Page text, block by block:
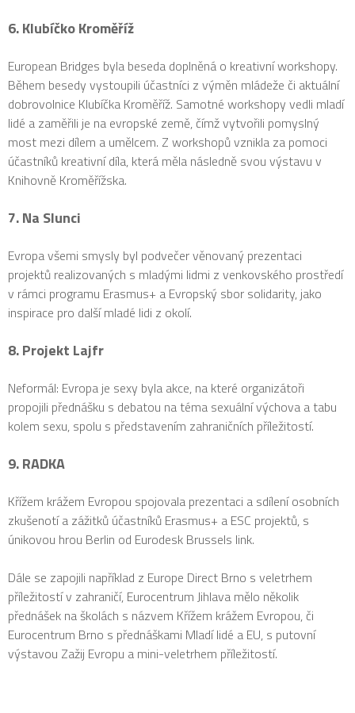
6. Klubíčko Kroměříž
European Bridges byla beseda doplněná o kreativní workshopy.
Během besedy vystoupili účastníci z výměn mládeže či aktuální
dobrovolnice Klubíčka Kroměříž. Samotné workshopy vedli mladí
lidé a zaměřili je na evropské země, čímž vytvořili pomyslný
most mezi dílem a umělcem. Z workshopů vznikla za pomoci
účastníků kreativní díla, která měla následně svou výstavu v
Knihovně Kroměřížska.
7. Na Slunci
Evropa všemi smysly byl podvečer věnovaný prezentaci
projektů realizovaných s mladými lidmi z venkovského prostředí
v rámci programu Erasmus+ a Evropský sbor solidarity, jako
inspirace pro další mladé lidi z okolí.
8. Projekt Lajfr
Neformál: Evropa je sexy byla akce, na které organizátoři
propojili přednášku s debatou na téma sexuální výchova a tabu
kolem sexu, spolu s představením zahraničních příležitostí.
9. RADKA
Křížem krážem Evropou spojovala prezentaci a sdílení osobních
zkušenotí a zážitků účastníků Erasmus+ a ESC projektů, s
únikovou hrou Berlin od Eurodesk Brussels link.
Dále se zapojili například z Europe Direct Brno s veletrhem
příležitostí v zahraničí, Eurocentrum Jihlava mělo několik
přednášek na školách s názvem Křížem krážem Evropou, či
Eurocentrum Brno s přednáškami Mladí lidé a EU, s putovní
výstavou Zažij Evropu a mini-veletrhem příležitostí.